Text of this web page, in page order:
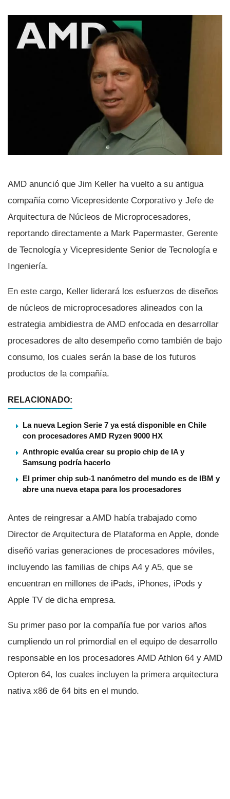
AMD anunció que Jim Keller ha vuelto a su antigua
compañí­a como Vicepresidente Corporativo y Jefe de
Arquitectura de Núcleos de Microprocesadores,
reportando directamente a Mark Papermaster, Gerente
de Tecnologí­a y Vicepresidente Senior de Tecnologí­a e
Ingenierí­a.
En este cargo, Keller liderará los esfuerzos de diseños
de núcleos de microprocesadores alineados con la
estrategia ambidiestra de AMD enfocada en desarrollar
procesadores de alto desempeño como también de bajo
consumo, los cuales serán la base de los futuros
productos de la compañí­a.
RELACIONADO:
La nueva Legion Serie 7 ya está disponible en Chile
con procesadores AMD Ryzen 9000 HX
Anthropic evalúa crear su propio chip de IA y
Samsung podría hacerlo
El primer chip sub-1 nanómetro del mundo es de IBM y
abre una nueva etapa para los procesadores
Antes de reingresar a AMD habí­a trabajado como
Director de Arquitectura de Plataforma en Apple, donde
diseñó varias generaciones de procesadores móviles,
incluyendo las familias de chips A4 y A5, que se
encuentran en millones de iPads, iPhones, iPods y
Apple TV de dicha empresa.
Su primer paso por la compañí­a fue por varios años
cumpliendo un rol primordial en el equipo de desarrollo
responsable en los procesadores AMD Athlon 64 y AMD
Opteron 64, los cuales incluyen la primera arquitectura
nativa x86 de 64 bits en el mundo.